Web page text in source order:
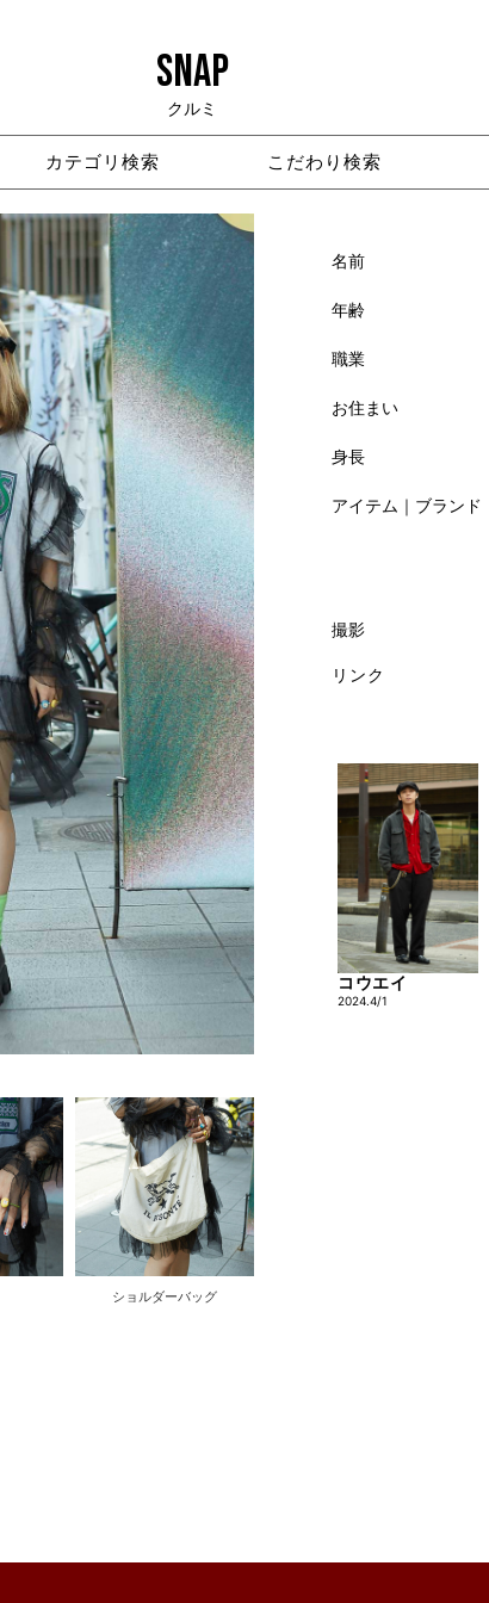
SNAP
クルミ
カテゴリ検索 こだわり検索
ショルダーバッグ
名前
年齢
職業
お住まい
身長
アイテム｜ブランド
撮影
リンク
コウエイ
2024.4/1